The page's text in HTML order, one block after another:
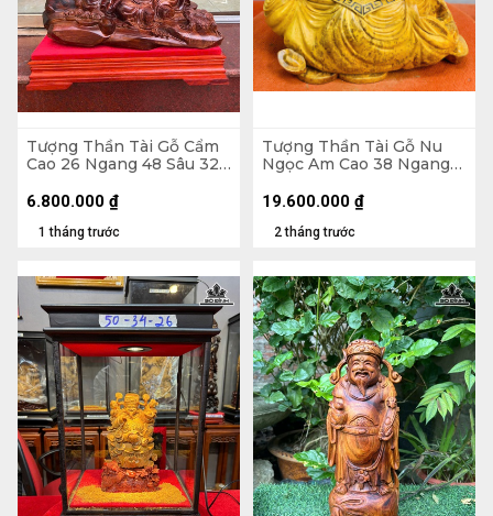
Tượng Thần Tài Gỗ Cẩm
Cao 26 Ngang 48 Sâu 32
1 tháng trước
6.800.000 ₫
Tượng Thần Tài Gỗ Nu
Ngọc Am Cao 38 Ngang
2 tháng trước
19.600.000 ₫